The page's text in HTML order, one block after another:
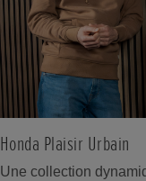
Honda Plaisir Urbain
Une collection